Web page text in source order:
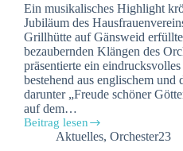
Ein musikalisches Highlight
Jubiläum des
Grillhütte auf Gänsweid
bezaubernden Klängen des
präsentierte ein
bestehend aus englischem und
darunter „Freude schöner
auf dem…
Beitrag lesen
Orchester23
begeistertAktuelles, Orchester23